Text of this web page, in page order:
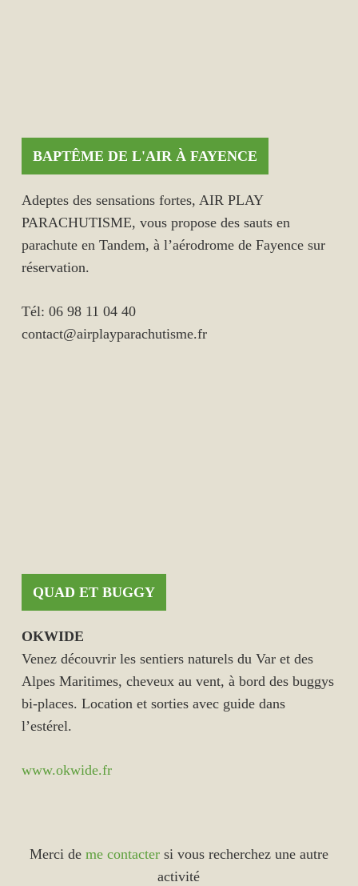
BAPTÊME DE L'AIR À FAYENCE
Adeptes des sensations fortes, AIR PLAY
PARACHUTISME, vous propose des sauts en
parachute en Tandem, à l’aérodrome de Fayence sur
réservation.
Tél: 06 98 11 04 40
contact@airplayparachutisme.fr
QUAD ET BUGGY
OKWIDE
Venez découvrir les sentiers naturels du Var et des
Alpes Maritimes, cheveux au vent, à bord des buggys
bi-places. Location et sorties avec guide dans
l’estérel.
www.okwide.fr
Merci de me contactersi vous recherchez une autre
activité